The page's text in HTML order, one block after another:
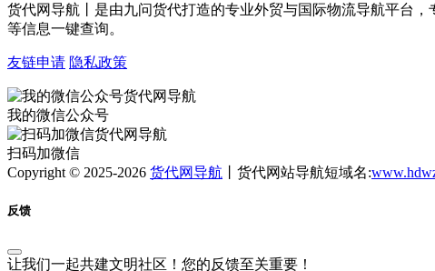
货代网导航丨是由九问货代打造的专业外贸与国际物流导航平台
等信息一键查询。
友链申请 隐私政策
我的微信公众号
扫码加微信
Copyright © 2025-2026 货代网导航 丨货代网站导航短域名:
反馈
让我们一起共建文明社区！您的反馈至关重要！